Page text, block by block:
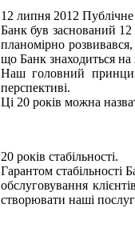
12 липня 2012
Банк був заснований
планомірно
що Банк знаходиться
Наш головний
перспективі.
Ці 20 років можна
20 років стабільності.
Гарантом стабільності
обслуговування
створювати наші